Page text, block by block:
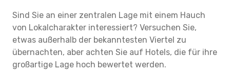
Sind Sie an einer zentralen Lage mit einem Hauch
von Lokalcharakter interessiert? Versuchen Sie,
etwas außerhalb der bekanntesten Viertel zu
übernachten, aber achten Sie auf Hotels, die für ihre
großartige Lage hoch bewertet werden.